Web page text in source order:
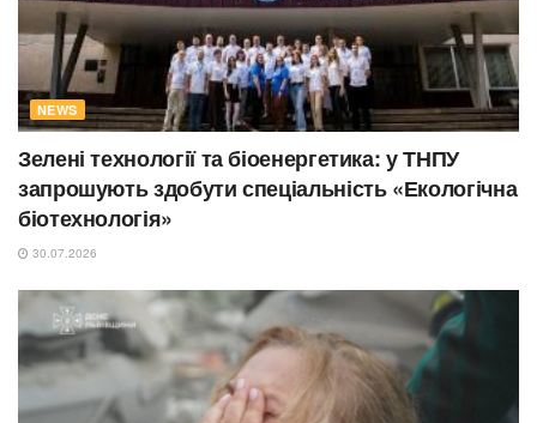
NEWS
Зелені технології та біоенергетика: у ТНПУ
запрошують здобути спеціальність «Екологічна
біотехнологія»
30.07.2026